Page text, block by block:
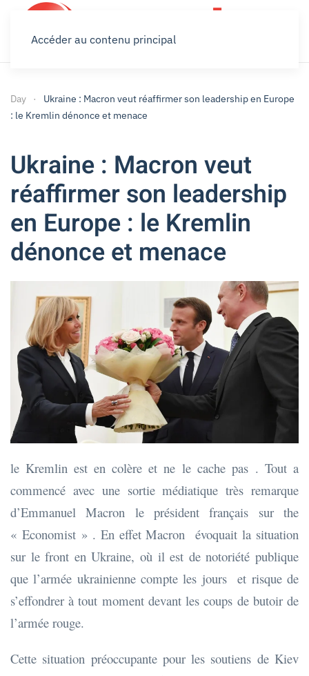
Accéder au contenu principal
Day
Ukraine : Macron veut réaffirmer son leadership en Europe
: le Kremlin dénonce et menace
Ukraine : Macron veut
réaffirmer son leadership
en Europe : le Kremlin
dénonce et menace
le Kremlin est en colère et ne le cache pas . Tout a
commencé avec une sortie médiatique très remarque
d’Emmanuel Macron le président français sur the
« Economist » . En effet Macron évoquait la situation
sur le front en Ukraine, où il est de notoriété publique
que l’armée ukrainienne compte les jours et risque de
s’effondrer à tout moment devant les coups de butoir de
l’armée rouge.
Cette situation préoccupante pour les soutiens de Kiev